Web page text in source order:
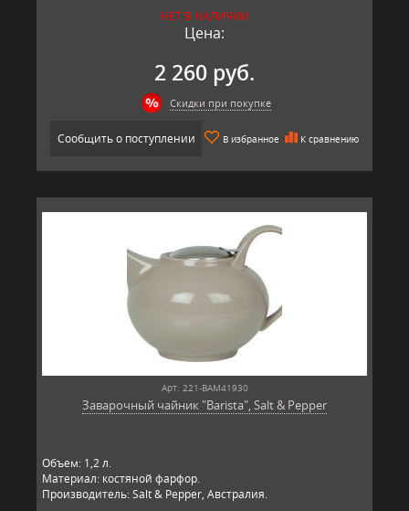
НЕТ В НАЛИЧИИ
Цена:
2 260 руб.
Скидки при покупке
Сообщить о поступлении В избранное К сравнению
Арт: 221-BAM41930
Заварочный чайник "Barista", Salt & Pepper
Объем: 1,2 л.
Материал: костяной фарфор.
Производитель: Salt & Pepper, Австралия.